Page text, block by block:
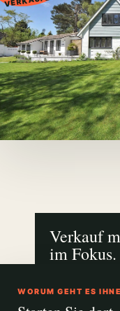
Verkauf
im Fokus.
WORUM GEHT ES